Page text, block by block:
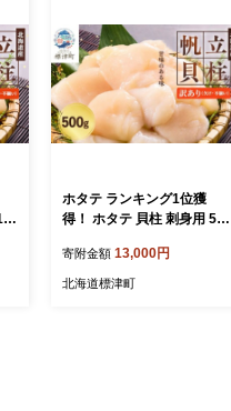
ホタテ ランキング1位獲
得！ ホタテ 貝柱 刺身用 50
い 訳あり 北海道 人気 国産
天然 冷凍 生食 ホタテ 帆立
寄附金額 13,000円
北海道標津町